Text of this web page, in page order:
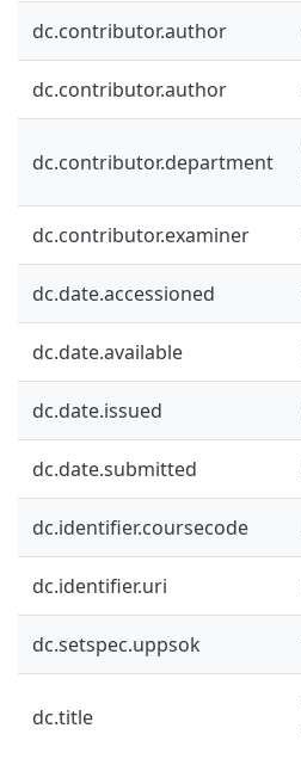
dc.contributor.author
dc.contributor.author
dc.contributor.department
dc.contributor.examiner
dc.date.accessioned
dc.date.available
dc.date.issued
dc.date.submitted
dc.identifier.coursecode
dc.identifier.uri
dc.setspec.uppsok
dc.title